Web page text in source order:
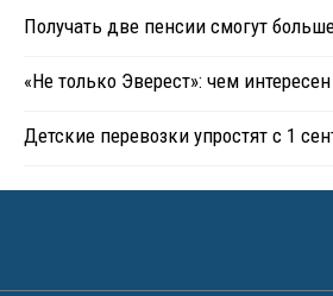
Получать две пенсии смогут
«Не только Эверест»: чем
Детские перевозки упростят с 1